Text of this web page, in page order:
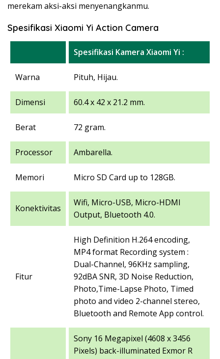
merekam aksi-aksi menyenangkanmu.
Spesifikasi Xiaomi Yi Action Camera
Spesifikasi Kamera Xiaomi Yi :
Warna Pituh, Hijau.
Dimensi 60.4 x 42 x 21.2 mm.
Berat 72 gram.
Processor Ambarella.
Memori Micro SD Card up to 128GB.
Konektivitas
Wifi, Micro-USB, Micro-HDMI
Output, Bluetooth 4.0.
Fitur
High Definition H.264 encoding,
MP4 format Recording system :
Dual-Channel, 96KHz sampling,
92dBA SNR, 3D Noise Reduction,
Photo,Time-Lapse Photo, Timed
photo and video 2-channel stereo,
Bluetooth and Remote App control.
Sony 16 Megapixel (4608 x 3456
Pixels) back-illuminated Exmor R